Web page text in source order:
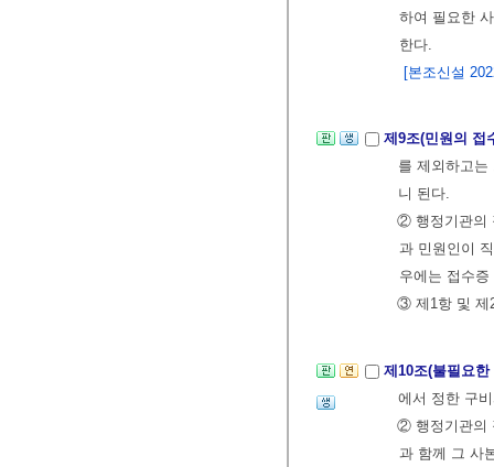
하여 필요한
한다.
[본조신설
제9조(민원의 접
를 제외하고
니 된다.
② 행정기관의
과 민원인이
우에는 접수
③ 제1항 및 제
제10조(불필요
에서 정한 구
② 행정기관의
과 함께 그 사